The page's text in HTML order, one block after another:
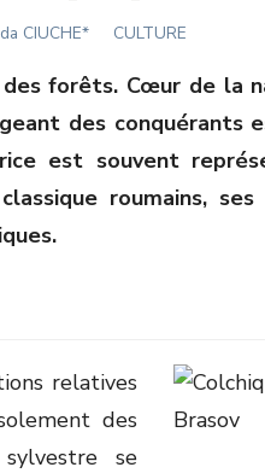
CIUCHE* CULTURE
forêts. Cœur de la
des conquérants
est souvent
roumains,
relatives
des
se